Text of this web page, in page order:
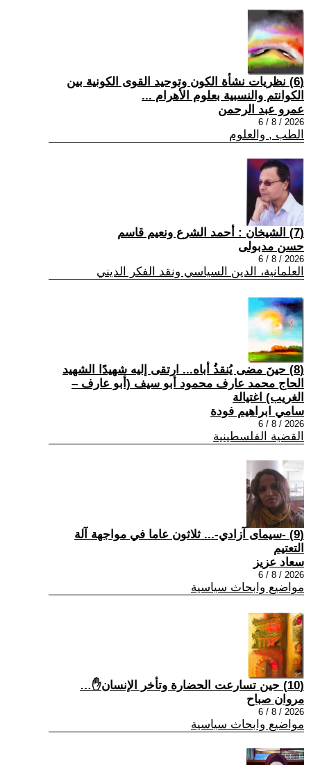
(6) نظريات نشأة الكون وتوحيد القوى الكونية بين
الكوانتم والنسبية بعلوم الأهرام ...
عمرو عبد الرحمن
2026 / 8 / 6
الطب , والعلوم
(7) الشيخان : أحمد الشرع ونعيم قاسم
حسن مدبولى
2026 / 8 / 6
العلمانية، الدين السياسي ونقد الفكر الديني
(8) حينَ مضى يُنقذُ أباه... ارتقى إليه شهيدًا الشهيد
الحاج محمد عارف محمود أبو سيف (أبو عارف –
الغريب) اغتيالة
سامي ابراهيم فودة
2026 / 8 / 6
القضية الفلسطينية
(9) -سيمای آزادي-... ثلاثون عاما في مواجهة آلة
التعتيم
سعاد عزيز
2026 / 8 / 6
مواضيع وابحاث سياسية
(10) حين تسارعت الحضارة وتأخر الإنسان✋…
مروان صباح
2026 / 8 / 6
مواضيع وابحاث سياسية